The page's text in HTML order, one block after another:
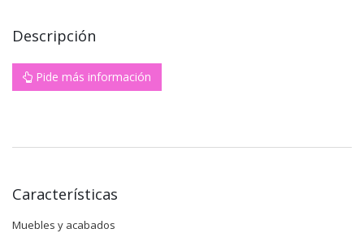
Descripción
Pide más información
Características
Muebles y acabados